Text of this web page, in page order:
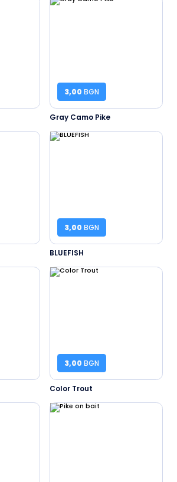
3,00 BGN
Gray Camo Pike
3,00 BGN
BLUEFISH
3,00 BGN
Color Trout